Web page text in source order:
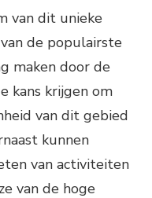
van dit unieke
de populairste
maken door de
kans krijgen om
van dit gebied
kunnen
van activiteiten
van de hoge